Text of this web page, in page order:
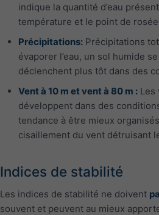
indique la quantité d’eau
température et le point de
Précipitations: Précipitations
évaporer l’eau, un sol humide
déclenchent plus tôt dans des
Vent à 10 m et vent à 80 m : Les
développent dans des
tendance à être mieux
cisaillement du vent détruisant
Indices de stabilité
Les indices de stabilité ne doivent
souvent et peuvent au mieux